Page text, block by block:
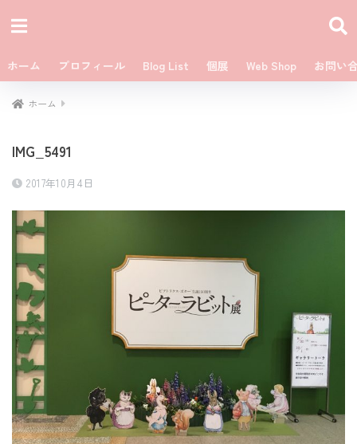
ホーム プロフィール Blog List 個展 Web Shop お問い
ホーム
IMG_5491
2017年10月4日